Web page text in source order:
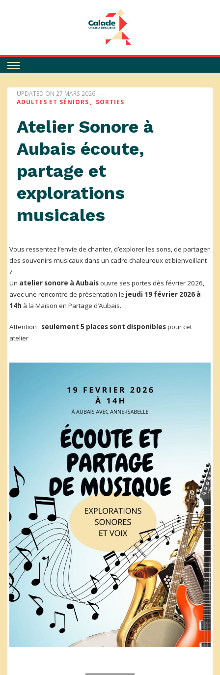
Calade
UPDATED ON 27 MARS 2026
ADULTES ET SÉNIORS
SORTIES
Atelier Sonore à
Aubais écoute,
partage et
explorations
musicales
Vous ressentez l’envie de chanter, d’explorer les sons, de partager
des souvenirs musicaux dans un cadre chaleureux et bienveillant
?
Un atelier sonore à Aubaisouvre ses portes dès février 2026,
avec une rencontre de présentation le jeudi 19 février 2026 à
14h à la Maison en Partage d’Aubais.
Attention : seulement 5 places sont disponiblespour cet
atelier